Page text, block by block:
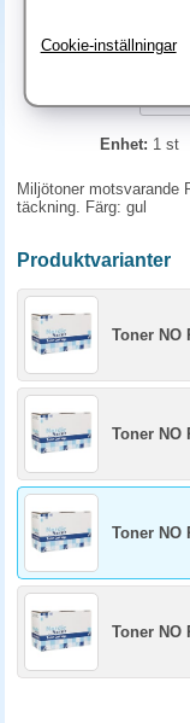
Enhet: 1 st
Miljötoner motsvarande
täckning. Färg: gul
Produktvarianter
Toner NO
Toner NO
Toner NO
Toner NO
Cookie-inställningar